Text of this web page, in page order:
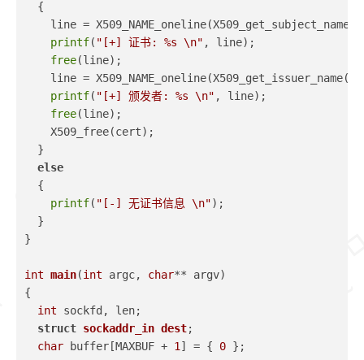
  {
line =
printf( "[+] 证书: %s \n" , line);
free(line);
line =
printf( "[+] 颁发者: %s \n" , line);
free(line);
    X509_free(cert);
  }
else
  {
printf( "[-] 无证书信息 \n");
  }
}
int main(int argc, char** argv)
{
int sockfd, len;
struct sockaddr_in dest;
char buffer[MAXBUF + 1 ] = { 0 };